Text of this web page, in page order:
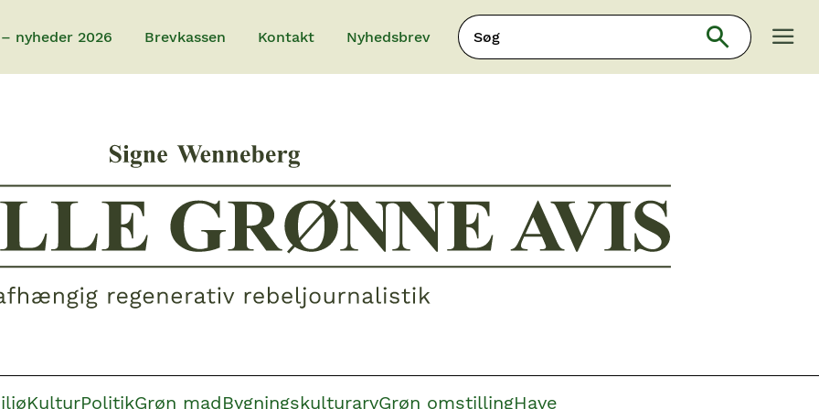
nyheder 2026 Brevkassen Kontakt Nyhedsbrev
Søg
KulturPolitikGrøn madBygningskulturarvGrøn omstillingHave